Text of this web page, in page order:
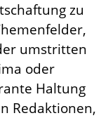
zu
umstritten
oder
Haltung
Redaktionen,